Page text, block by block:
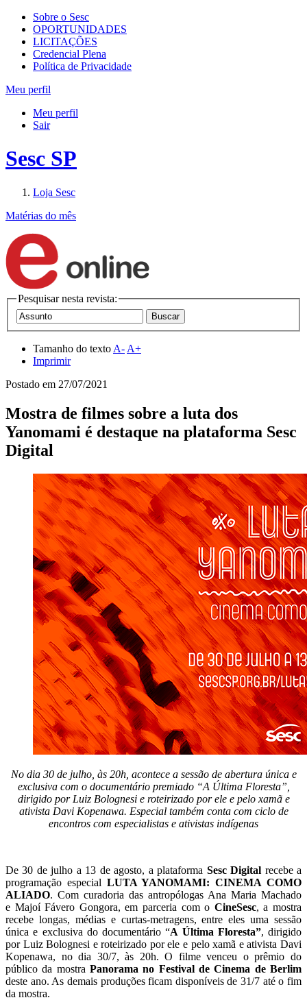
Sobre o Sesc
OPORTUNIDADES
LICITAÇÕES
Credencial Plena
Política de Privacidade
Meu perfil
Meu perfil
Sair
Sesc SP
Loja Sesc
Matérias do mês
Pesquisar nesta revista:
Tamanho do texto A- A+
Imprimir
Postado em 27/07/2021
Mostra de filmes sobre a luta dos
Yanomami é destaque na plataforma Sesc
Digital
No dia 30 de julho, às 20h, acontece a sessão de abertura única e
exclusiva com o documentário premiado “A Última Floresta”,
dirigido por Luiz Bolognesi e roteirizado por ele e pelo xamã e
ativista Davi Kopenawa. Especial também conta com ciclo de
encontros com especialistas e ativistas indígenas
De 30 de julho a 13 de agosto, a plataforma Sesc Digital recebe a
programação especial LUTA YANOMAMI: CINEMA COMO
ALIADO. Com curadoria das antropólogas Ana Maria Machado
e Majoí Fávero Gongora, em parceria com o CineSesc, a mostra
recebe longas, médias e curtas-metragens, entre eles uma sessão
única e exclusiva do documentário “A Última Floresta”, dirigido
por Luiz Bolognesi e roteirizado por ele e pelo xamã e ativista Davi
Kopenawa, no dia 30/7, às 20h. O filme venceu o prêmio do
público da mostra Panorama no Festival de Cinema de Berlim
deste ano. As demais produções ficam disponíveis de 31/7 até o fim
da mostra.